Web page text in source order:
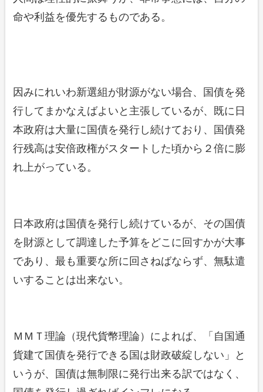
命や利益を優先するものである。
因みにれいわ新選組が財源がない場合、国債を発
行してまかなえばよいと主張しているが、既に日
本政府は大量に国債を発行し続けており、国債発
行残高は安倍政権がスタートした頃から２倍に膨
れ上がっている。
日本政府は国債を発行し続けているが、その国債
を財源として調達した予算をどこに回すかが大事
であり、最も重要な所に回さねばならず、無駄遣
いすることは出来ない。
ＭＭＴ理論（現代貨幣理論）によれば、「自国通
貨建て国債を発行できる国は財政破綻しない」と
いうが、国債は無制限に発行出来る訳ではなく、